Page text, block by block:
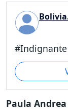
Paula